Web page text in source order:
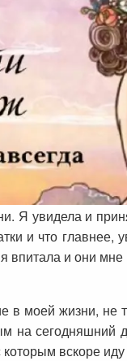
Я увидела и
и что главнее,
впитала и они
в моей жизни, не
на сегодняшний
вскоре